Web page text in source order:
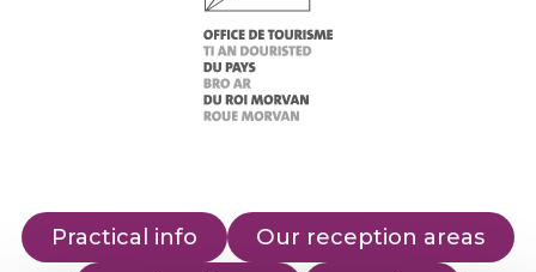
Practical info
Our reception areas